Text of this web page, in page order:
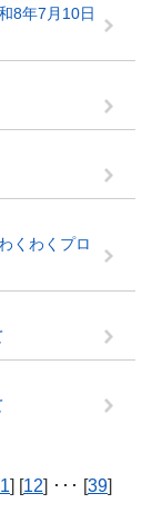
8年7月10日
くわくプロ
] [12] ･･･ [39]